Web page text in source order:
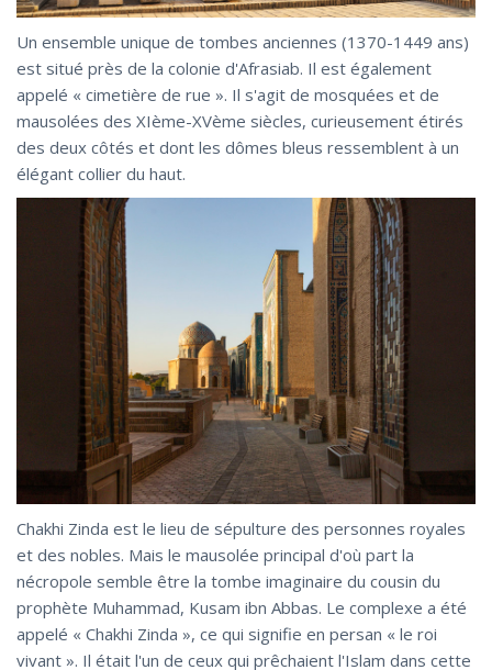
Un ensemble unique de tombes anciennes (1370-1449 ans)
est situé près de la colonie d'Afrasiab. Il est également
appelé « cimetière de rue ». Il s'agit de mosquées et de
mausolées des XIème-XVème siècles, curieusement étirés
des deux côtés et dont les dômes bleus ressemblent à un
élégant collier du haut.
Chakhi Zinda est le lieu de sépulture des personnes royales
et des nobles. Mais le mausolée principal d'où part la
nécropole semble être la tombe imaginaire du cousin du
prophète Muhammad, Kusam ibn Abbas. Le complexe a été
appelé « Chakhi Zinda », ce qui signifie en persan « le roi
vivant ». Il était l'un de ceux qui prêchaient l'Islam dans cette